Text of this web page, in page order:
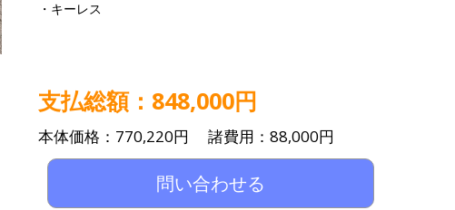
・キーレス
支払総額：848,000円
本体価格：770,220円 諸費用：88,000円
問い合わせる